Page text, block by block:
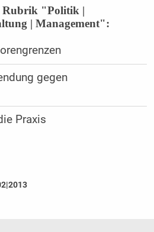
Rubrik "Politik |
| Management":
gegen
Praxis